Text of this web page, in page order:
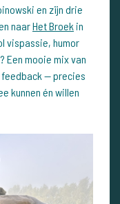
en zijn drie
naarHet Broek in
vispassie, humor
Een mooie mix van
— precies
kunnen én willen